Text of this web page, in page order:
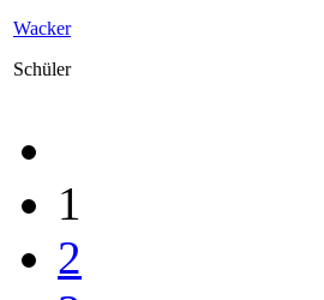
Wacker
Schüler
1
2